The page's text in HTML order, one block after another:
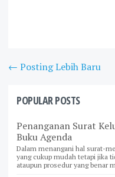
← Posting Lebih Baru
POPULAR POSTS
Penanganan Surat
Buku Agenda
Dalam menangani hal surat-
yang cukup mudah tetapi jika
ataupun prosedur yang benar